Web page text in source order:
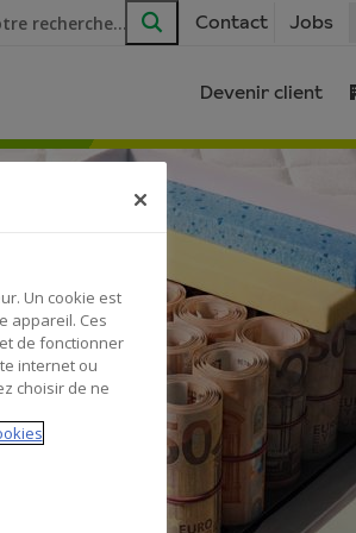
Rechercher
Contact Jobs
Devenir client
Un cookie est
appareil. Ces
de fonctionner
internet ou
choisir de ne